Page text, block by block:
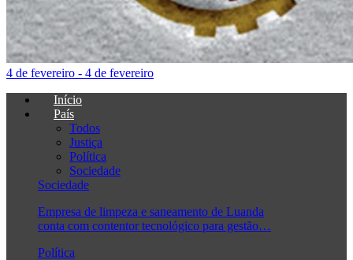
4 de fevereiro - 4 de fevereiro
Início
País
Todos
Justiça
Política
Sociedade
Sociedade
Empresa de limpeza e saneamento de Luanda
conta com contentor tecnológico para gestão…
Política